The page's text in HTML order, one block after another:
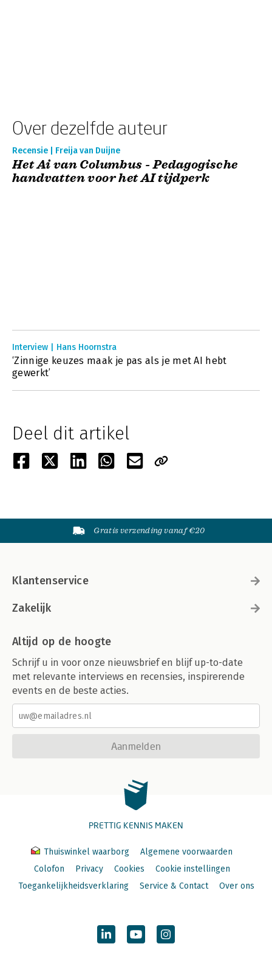
Over dezelfde auteur
Recensie | Freija van Duijne
Het Ai van Columbus - Pedagogische
handvatten voor het AI tijdperk
Interview | Hans Hoornstra
‘Zinnige keuzes maak je pas als je met AI hebt
gewerkt’
Deel dit artikel
Gratis verzending vanaf €20
Klantenservice
Zakelijk
Altijd op de hoogte
Schrijf u in voor onze nieuwsbrief en blijf up-to-date
met relevante interviews en recensies, inspirerende
events en de beste acties.
Aanmelden
PRETTIG KENNIS MAKEN
Thuiswinkel waarborg
Algemene voorwaarden
Colofon
Privacy Cookies
Cookie instellingen
Toegankelijkheidsverklaring
Service & Contact Over ons